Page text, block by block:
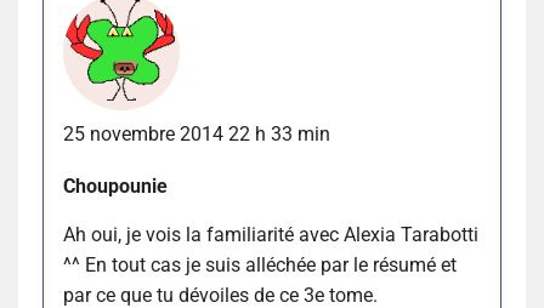
25 novembre 2014 22 h 33 min
Choupounie
Ah oui, je vois la familiarité avec Alexia Tarabotti
^^ En tout cas je suis alléchée par le résumé et
par ce que tu dévoiles de ce 3e tome.